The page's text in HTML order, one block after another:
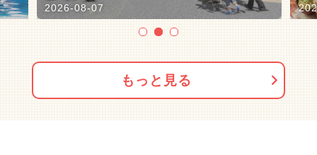
2026-08-07
もっと見る